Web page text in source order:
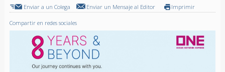
Enviar a un Colega Enviar un Mensaje al Editor Imprimir
Compartir en redes sociales